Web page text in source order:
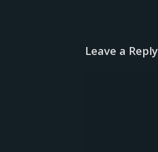
Leave a Reply